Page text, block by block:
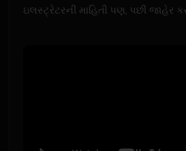
ઇલસ્ટ્રેટરની માહિતી પણ, પછી જાહેર